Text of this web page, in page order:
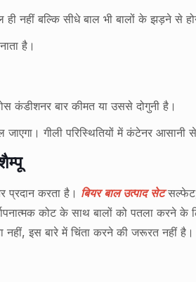
ही नहीं बल्कि सीधे बाल भी बालों के झड़ने
है।
कंडीशनर बार कीमत या उससे दोगुनी है।
जाएगा। गीली परिस्थितियों में कंटेनर आसानी
करता है। बियर बाल उत्पाद सेटसल्फेट,
कोट के साथ बालों को पतला करने
इस बारे में चिंता करने की जरूरत नहीं